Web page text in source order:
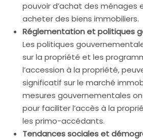
pouvoir d’achat des ménages
acheter des biens immobiliers.
Réglementation et politiques
Les politiques
sur la propriété et les
l’accession à la propriété,
significatif sur le marché
mesures gouvernementales
pour faciliter l’accès à la
les primo-accédants.
Tendances sociales et